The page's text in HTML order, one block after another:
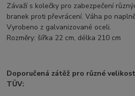
Závaží s kolečky pro zabezpečení
branek proti převrácení. Váha po
Vyrobeno z galvanizované oceli.
Rozměry: šířka 22 cm, délka 210 cm
Doporučená zátěž pro různé
TÜV: